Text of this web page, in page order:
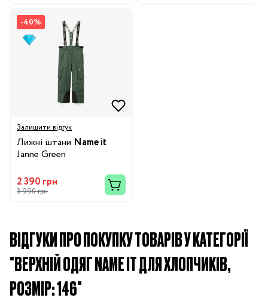
-40%
Залишити відгук
Лижні штани Name it
Janne Green
2 390 грн
3 990 грн
ВІДГУКИ ПРО ПОКУПКУ ТОВАРІВ У КАТЕГОРІЇ
"ВЕРХНІЙ ОДЯГ NAME IT ДЛЯ ХЛОПЧИКІВ,
РОЗМІР: 146"